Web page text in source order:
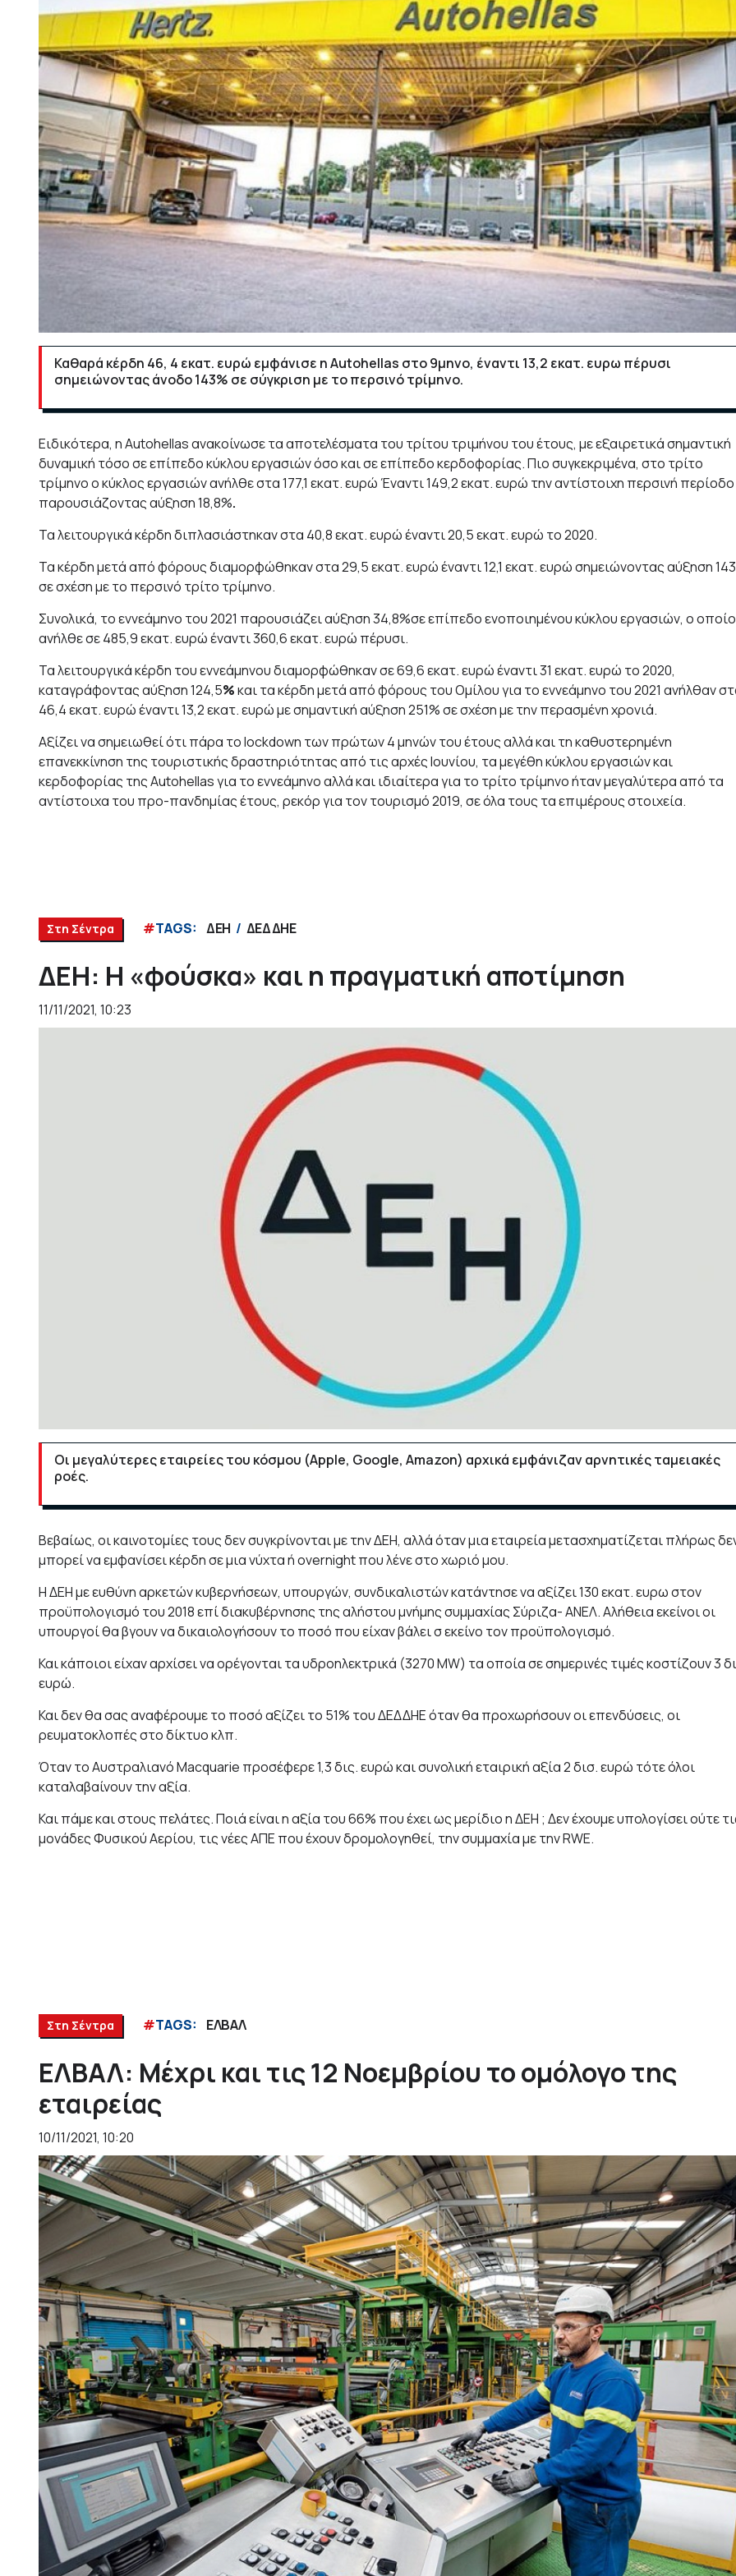
Καθαρά κέρδη 46, 4 εκατ. ευρώ εμφάνισε η Autohellas στο 9μηνο, έναντι 13,2 εκατ. ευρω πέρυσι
σημειώνοντας άνοδο 143% σε σύγκριση με το περσινό τρίμηνο.
Ειδικότερα, η Autohellas ανακοίνωσε τα αποτελέσματα του τρίτου τριμήνου του έτους, με εξαιρετικά σημαντική
δυναμική τόσο σε επίπεδο κύκλου εργασιών όσο και σε επίπεδο κερδοφορίας. Πιο συγκεκριμένα, στο τρίτο
τρίμηνο ο κύκλος εργασιών ανήλθε στα 177,1 εκατ. ευρώ Έναντι 149,2 εκατ. ευρώ την αντίστοιχη περσινή περίοδο
παρουσιάζοντας αύξηση 18,8%.
Τα λειτουργικά κέρδη διπλασιάστηκαν στα 40,8 εκατ. ευρώ έναντι 20,5 εκατ. ευρώ το 2020.
Τα κέρδη μετά από φόρους διαμορφώθηκαν στα 29,5 εκατ. ευρώ έναντι 12,1 εκατ. ευρώ σημειώνοντας αύξηση
σε σχέση με το περσινό τρίτο τρίμηνο.
Συνολικά, το εννεάμηνο του 2021 παρουσιάζει αύξηση 34,8%σε επίπεδο ενοποιημένου κύκλου εργασιών, ο
ανήλθε σε 485,9 εκατ. ευρώ έναντι 360,6 εκατ. ευρώ πέρυσι.
Τα λειτουργικά κέρδη του εννεάμηνου διαμορφώθηκαν σε 69,6 εκατ. ευρώ έναντι 31 εκατ. ευρώ το 2020,
καταγράφοντας αύξηση 124,5%και τα κέρδη μετά από φόρους του Ομίλου για το εννεάμηνο του 2021 ανήλθαν
46,4 εκατ. ευρώ έναντι 13,2 εκατ. ευρώ με σημαντική αύξηση 251% σε σχέση με την περασμένη χρονιά.
Αξίζει να σημειωθεί ότι πάρα το lockdown των πρώτων 4 μηνών του έτους αλλά και τη καθυστερημένη
επανεκκίνηση της τουριστικής δραστηριότητας από τις αρχές Ιουνίου, τα μεγέθη κύκλου εργασιών και
κερδοφορίας της Autohellas για το εννεάμηνο αλλά και ιδιαίτερα για το τρίτο τρίμηνο ήταν μεγαλύτερα από τα
αντίστοιχα του προ-πανδημίας έτους, ρεκόρ για τον τουρισμό 2019, σε όλα τους τα επιμέρους στοιχεία.
Στη Σέντρα #TAGS: ΔΕΗ ΔΕΔΔΗΕ
ΔΕΗ: Η «φούσκα» και η πραγματική αποτίμηση
11/11/2021, 10:23
Οι μεγαλύτερες εταιρείες του κόσμου (Apple, Google, Αmazon) αρχικά εμφάνιζαν αρνητικές ταμειακές
ροές.
Βεβαίως, οι καινοτομίες τους δεν συγκρίνονται με την ΔΕΗ, αλλά όταν μια εταιρεία μετασχηματίζεται πλήρως
μπορεί να εμφανίσει κέρδη σε μια νύχτα ή overnight που λένε στο χωριό μου.
Η ΔΕΗ με ευθύνη αρκετών κυβερνήσεων, υπουργών, συνδικαλιστών κατάντησε να αξίζει 130 εκατ. ευρω στον
προϋπολογισμό του 2018 επί διακυβέρνησης της αλήστου μνήμης συμμαχίας Σύριζα- ΑΝΕΛ. Αλήθεια εκείνοι οι
υπουργοί θα βγουν να δικαιολογήσουν το ποσό που είχαν βάλει σ εκείνο τον προϋπολογισμό.
Και κάποιοι είχαν αρχίσει να ορέγονται τα υδροηλεκτρικά (3270 ΜW) τα οποία σε σημερινές τιμές κοστίζουν 3
ευρώ.
Και δεν θα σας αναφέρουμε το ποσό αξίζει το 51% του ΔΕΔΔΗΕ όταν θα προχωρήσουν οι επενδύσεις, οι
ρευματοκλοπές στο δίκτυο κλπ.
Όταν το Αυστραλιανό Μacquarie προσέφερε 1,3 δις. ευρώ και συνολική εταιρική αξία 2 δισ. ευρώ τότε όλοι
καταλαβαίνουν την αξία.
Και πάμε και στους πελάτες. Ποιά είναι η αξία του 66% που έχει ως μερίδιο η ΔΕΗ ; Δεν έχουμε υπολογίσει ούτε
μονάδες Φυσικού Αερίου, τις νέες ΑΠΕ που έχουν δρομολογηθεί, την συμμαχία με την RWE.
Στη Σέντρα #TAGS: ΕΛΒΑΛ
ΕΛΒΑΛ: Μέχρι και τις 12 Νοεμβρίου το ομόλογο της
εταιρείας
10/11/2021, 10:20